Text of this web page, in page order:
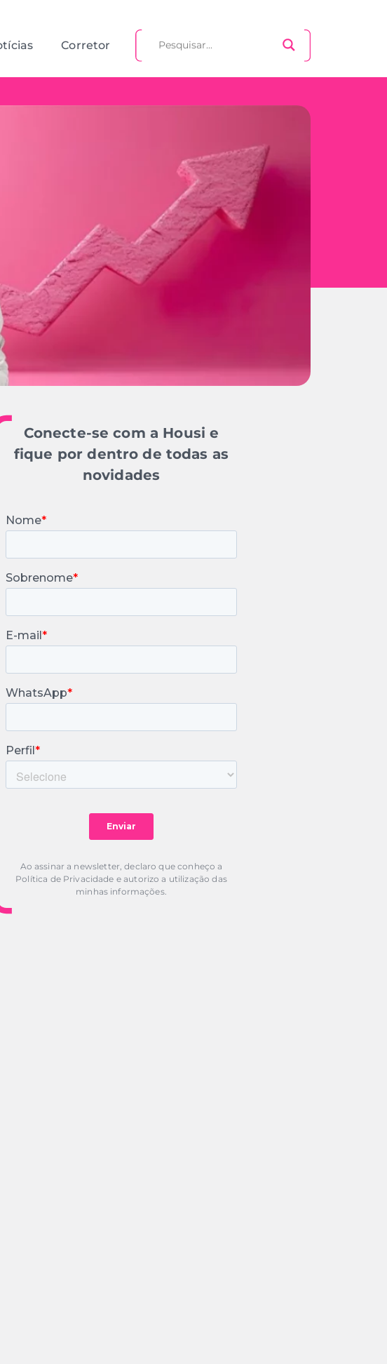
Corretor
Conecte-se com a Housi e
fique por dentro de todas as
novidades
Ao assinar a newsletter, declaro que conheço a
Política de Privacidade e autorizo a utilização das
minhas informações.